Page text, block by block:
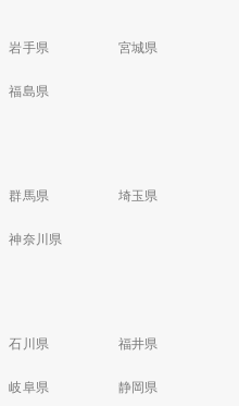
岩手県 宮城県
福島県
群馬県 埼玉県
神奈川県
石川県 福井県
岐阜県 静岡県